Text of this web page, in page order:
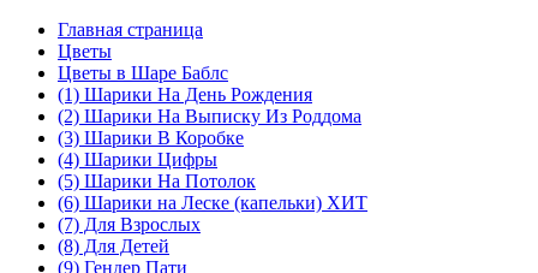
Главная страница
Цветы
Цветы в Шаре Баблс
(1) Шарики На День Рождения
(2) Шарики На Выписку Из Роддома
(3) Шарики В Коробке
(4) Шарики Цифры
(5) Шарики На Потолок
(6) Шарики на Леске (капельки) ХИТ
(7) Для Взрослых
(8) Для Детей
(9) Гендер Пати